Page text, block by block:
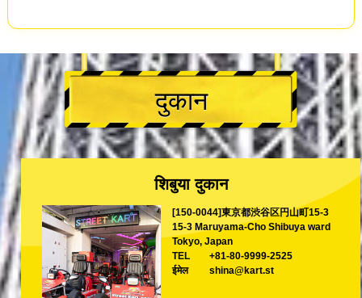
दुकान
शिबुया दुकान
[150-0044]東京都渋谷区円山町15-3
15-3 Maruyama-Cho Shibuya ward
Tokyo, Japan
TEL
+81-80-9999-2525
ईमेल
shina@kart.st